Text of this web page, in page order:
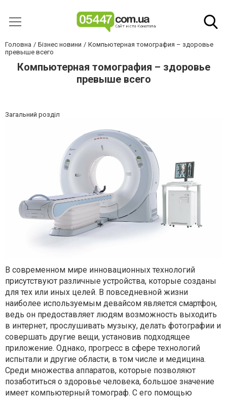
Головна Бізнес новини
Компьютерная томография – здоровье
превыше всего
Компьютерная томография – здоровье
превыше всего
Загальний розділ
В современном мире инновационных технологий
присутствуют различные устройства, которые созданы
для тех или иных целей. В повседневной жизни
наиболее используемым девайсом является смартфон,
ведь он предоставляет людям возможность выходить
в интернет, прослушивать музыку, делать фотографии и
совершать другие вещи, установив подходящее
приложение. Однако, прогресс в сфере технологий
испытали и другие области, в том числе и медицина.
Среди множества аппаратов, которые позволяют
позаботиться о здоровье человека, большое значение
имеет компьютерный томограф. С его помощью